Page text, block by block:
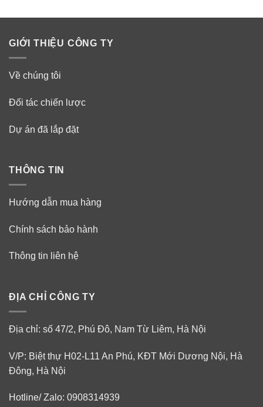
240.000₫.178.000₫.
GIỚI THIỆU CÔNG TY
Về chúng tôi
Đối tác chiến lược
Dự án đã lắp đặt
THÔNG TIN
Hướng dẫn mua hàng
Chính sách bảo hành
Thông tin liên hệ
ĐỊA CHỈ CÔNG TY
Địa chỉ: số 47/2, Phú Đô, Nam Từ Liêm, Hà Nội
V/P: Biệt thự H02-L11 An Phú, KĐT Mới Dương Nội, Hà
Đông, Hà Nội
Hotline/ Zalo: 0908314939